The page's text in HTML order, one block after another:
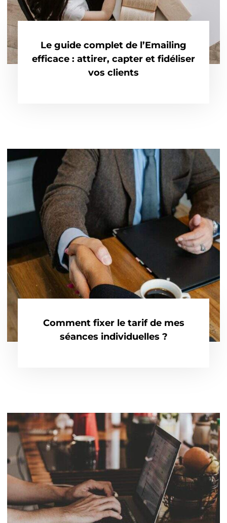
Le guide complet de l’Emailing
efficace : attirer, capter et fidéliser
vos clients
Comment fixer le tarif de mes
séances individuelles ?